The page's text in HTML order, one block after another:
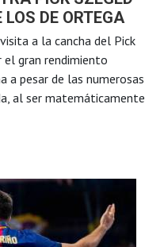
LOS DE ORTEGA
a la cancha del Pick
el gran rendimiento
a pesar de las numerosas
al ser matemáticamente